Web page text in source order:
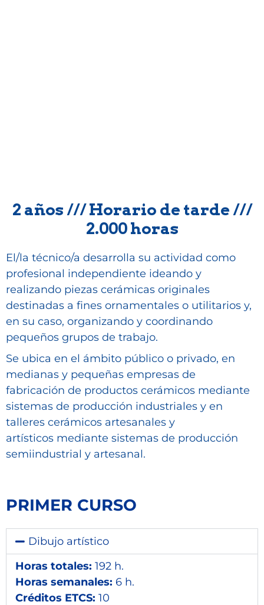
2 años /// Horario de tarde ///
2.000 horas
El/la técnico/a desarrolla su actividad como
profesional independiente ideando y
realizando piezas cerámicas originales
destinadas a fines ornamentales o utilitarios y,
en su caso, organizando y coordinando
pequeños grupos de trabajo.
Se ubica en el ámbito público o privado, en
medianas y pequeñas empresas de
fabricación de productos cerámicos mediante
sistemas de producción industriales y en
talleres cerámicos artesanales y
artísticos mediante sistemas de producción
semiindustrial y artesanal.
PRIMER CURSO
Dibujo artístico
Horas totales: 192 h.
Horas semanales: 6 h.
Créditos ETCS: 10